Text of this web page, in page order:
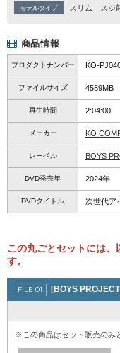
モデルタイプ スリム スジ
商品情報
プロダクトナンバー KO-
ファイルサイズ 4589MB
再生時間 2:04:00
メーカー KO
レーベル BOYS
DVD発売年 2024年
DVDタイトル 次世代ア
この丸ごとセットには、
す。
[BOYS
※この商品はセット販売のみ